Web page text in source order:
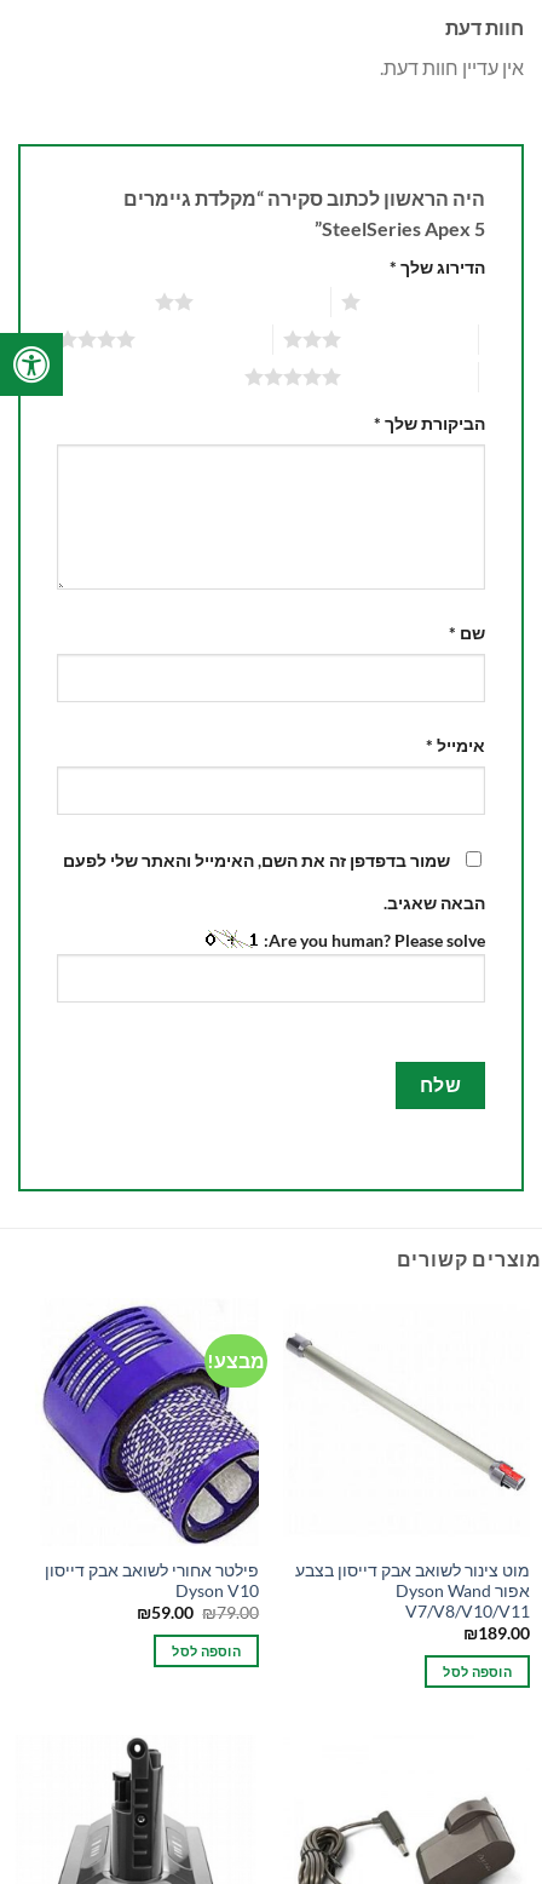
חוות דעת
אין עדיין חוות דעת.
היה הראשון לכתוב סקירה “מקלדת גיימרים
SteelSeries Apex 5”
הדירוג שלך *
הביקורת שלך *
שם *
אימייל *
שמור בדפדפן זה את השם, האימייל והאתר שלי לפעם
הבאה שאגיב.
Are you human? Please solve:
מוצרים קשורים
מוט צינור לשואב אבק דייסון בצבע
אפור Dyson Wand
V7/V8/V10/V11
₪189.00
הוספה לסל
מבצע!
פילטר אחורי לשואב אבק דייסון
Dyson V10
₪79.00
המחיר
היה:
₪79.00.
₪59.00
המחיר
הוספה לסל